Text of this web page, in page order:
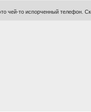
чей-то испорченный телефон.